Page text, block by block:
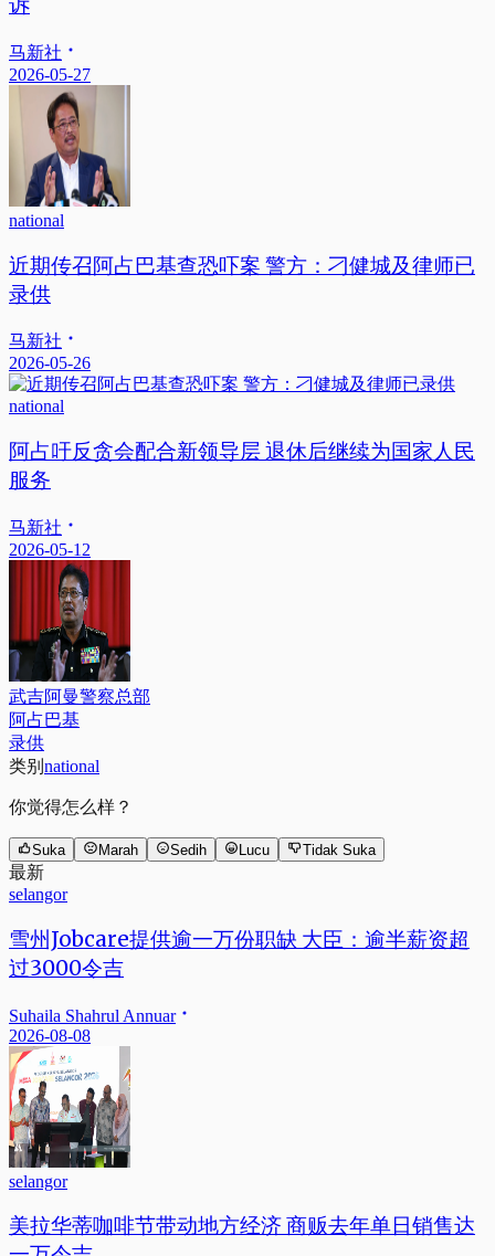
诉
马新社
2026-05-27
national
近期传召阿占巴基查恐吓案 警方：刁健城及律师已
录供
马新社
2026-05-26
national
阿占吁反贪会配合新领导层 退休后继续为国家人民
服务
马新社
2026-05-12
武吉阿曼警察总部
阿占巴基
录供
类别 national
你觉得怎么样？
Suka Marah Sedih Lucu Tidak Suka
最新
selangor
雪州Jobcare提供逾一万份职缺 大臣：逾半薪资超
过3000令吉
Suhaila Shahrul Annuar
2026-08-08
selangor
美拉华蒂咖啡节带动地方经济 商贩去年单日销售达